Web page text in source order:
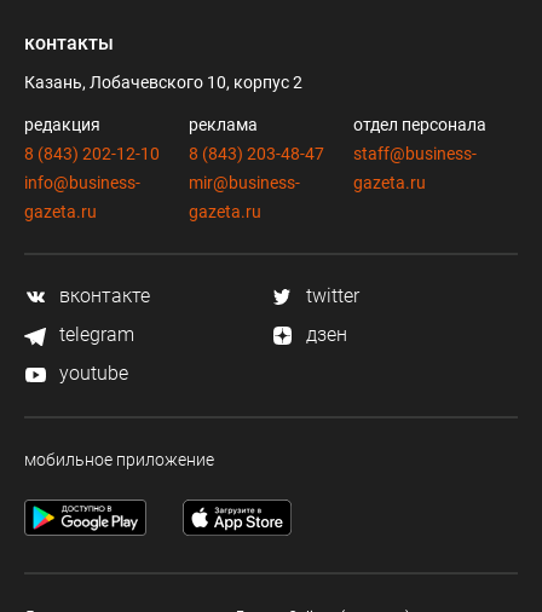
контакты
Казань, Лобачевского 10, корпус 2
редакция
8 (843) 202-12-10
info@business-
gazeta.ru
реклама
8 (843) 203-48-47
mir@business-
gazeta.ru
отдел персонала
staff@business-
gazeta.ru
вконтакте
twitter
telegram
дзен
youtube
мобильное приложение